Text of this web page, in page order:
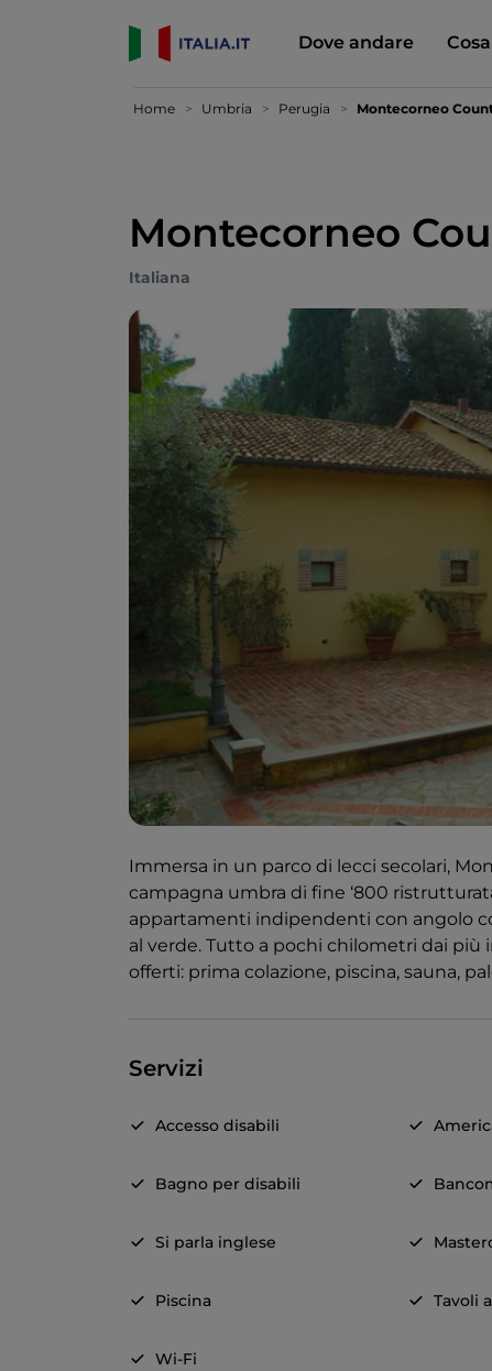
Dove andare
Home Umbria Perugia Montecorneo
Montecorneo
Italiana
Immersa in un parco di lecci secolari,
campagna umbra di fine ‘800
appartamenti indipendenti con angolo
al verde. Tutto a pochi chilometri dai
offerti: prima colazione, piscina, sauna,
Servizi
Accesso disabili
Bagno per disabili
Si parla inglese
Piscina Tavoli
Wi-Fi